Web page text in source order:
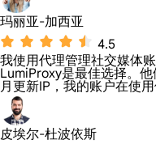
玛丽亚-加西亚
4.5
我使用代理管理社交媒体
LumiProxy是最佳选择。
月更新IP，我的账户在使
皮埃尔-杜波依斯